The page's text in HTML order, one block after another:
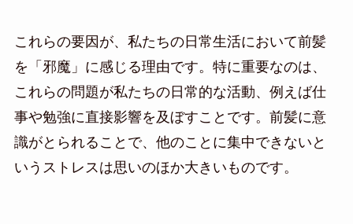
これらの要因が、私たちの日常生活において前髪
を「邪魔」に感じる理由です。特に重要なのは、
これらの問題が私たちの日常的な活動、例えば仕
事や勉強に直接影響を及ぼすことです。前髪に意
識がとられることで、他のことに集中できないと
いうストレスは思いのほか大きいものです。